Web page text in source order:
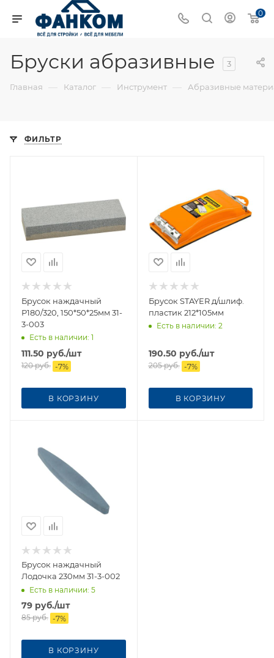
0
Бруски абразивные 3
Главная — Каталог — Инструмент — Абразивные
ФИЛЬТР
Брусок наждачный
Р180/320, 150*50*25мм 31-
3-003
Есть в наличии: 1
111.50 руб./шт
120руб. -7%
В КОРЗИНУ
Брусок STAYER д/шлиф.
пластик 212*105мм
Есть в наличии: 2
190.50 руб./шт
205руб. -7%
В КОРЗИНУ
Брусок наждачный
Лодочка 230мм 31-3-002
Есть в наличии: 5
79 руб./шт
85руб. -7%
В КОРЗИНУ